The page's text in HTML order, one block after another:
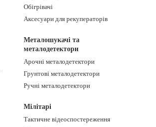
Обігрівачі
Аксесуари для рекуператорів
Металошукачі та
металодетектори
Арочні металодетектори
Грунтові металодетектори
Ручні металодетектори
Мілітарі
Тактичне відеоспостереження